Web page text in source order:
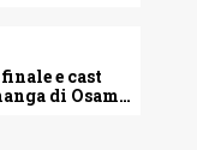
e cast
di Osamu